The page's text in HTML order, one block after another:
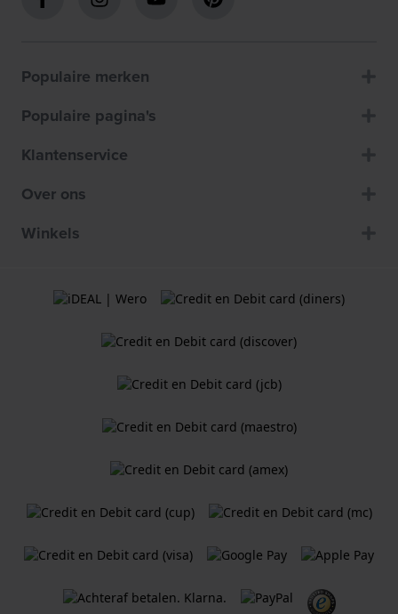
Populaire merken
Populaire pagina's
Klantenservice
Over ons
Winkels